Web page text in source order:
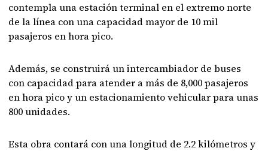
contempla una estación terminal en el extremo norte
de la línea con una capacidad mayor de 10 mil
pasajeros en hora pico.
Además, se construirá un intercambiador de buses
con capacidad para atender a más de 8,000 pasajeros
en hora pico y un estacionamiento vehicular para unas
800 unidades.
Esta obra contará con una longitud de 2.2 kilómetros y